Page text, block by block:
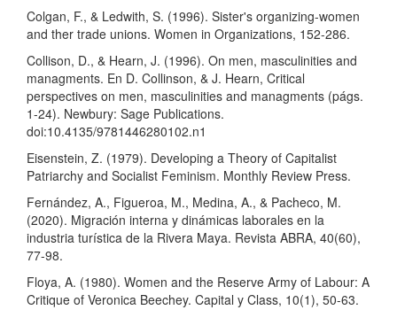
Colgan, F., & Ledwith, S. (1996). Sister's organizing-women
and ther trade unions. Women in Organizations, 152-286.
Collison, D., & Hearn, J. (1996). On men, masculinities and
managments. En D. Collinson, & J. Hearn, Critical
perspectives on men, masculinities and managments (págs.
1-24). Newbury: Sage Publications.
doi:10.4135/9781446280102.n1
Eisenstein, Z. (1979). Developing a Theory of Capitalist
Patriarchy and Socialist Feminism. Monthly Review Press.
Fernández, A., Figueroa, M., Medina, A., & Pacheco, M.
(2020). Migración interna y dinámicas laborales en la
industria turística de la Rivera Maya. Revista ABRA, 40(60),
77-98.
Floya, A. (1980). Women and the Reserve Army of Labour: A
Critique of Veronica Beechey. Capital y Class, 10(1), 50-63.